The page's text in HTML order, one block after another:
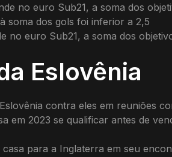
no euro Sub21, a soma dos
soma dos gols foi inferior a 2,5
no euro Sub21, a soma dos
Eslovênia
contra eles em reuniões
em 2023 se qualificar antes de
para a Inglaterra em seu